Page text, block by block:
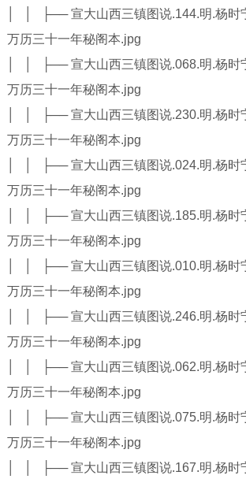
│ │ ├── 宣大山西三镇图说.144.明.杨时
万历三十一年秘阁本.jpg
│ │ ├── 宣大山西三镇图说.068.明.杨时
万历三十一年秘阁本.jpg
│ │ ├── 宣大山西三镇图说.230.明.杨时
万历三十一年秘阁本.jpg
│ │ ├── 宣大山西三镇图说.024.明.杨时
万历三十一年秘阁本.jpg
│ │ ├── 宣大山西三镇图说.185.明.杨时
万历三十一年秘阁本.jpg
│ │ ├── 宣大山西三镇图说.010.明.杨时
万历三十一年秘阁本.jpg
│ │ ├── 宣大山西三镇图说.246.明.杨时
万历三十一年秘阁本.jpg
│ │ ├── 宣大山西三镇图说.062.明.杨时
万历三十一年秘阁本.jpg
│ │ ├── 宣大山西三镇图说.075.明.杨时
万历三十一年秘阁本.jpg
│ │ ├── 宣大山西三镇图说.167.明.杨时